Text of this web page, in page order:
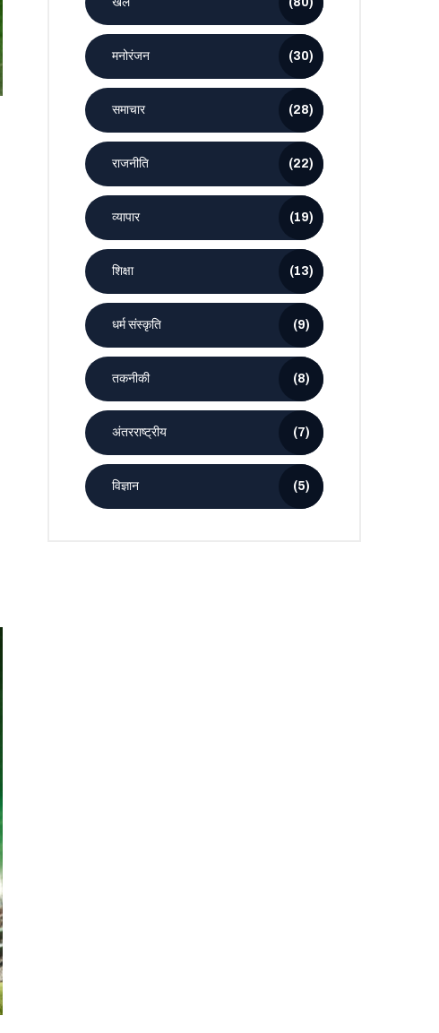
मनोरंजन (30)
समाचार (28)
राजनीति (22)
व्यापार (19)
शिक्षा (13)
धर्म संस्कृति (9)
तकनीकी (8)
अंतरराष्ट्रीय (7)
विज्ञान (5)